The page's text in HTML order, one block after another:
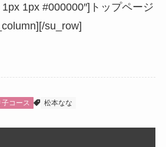
1px #000000″]トップページ
su_row]
コース 松本なな